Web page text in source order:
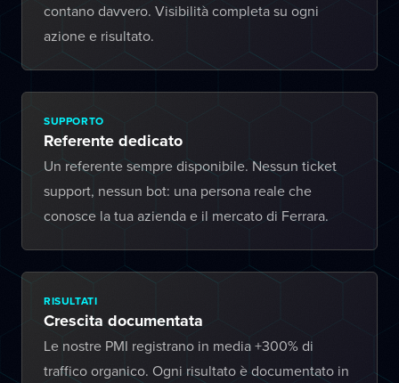
contano davvero. Visibilità completa su ogni
azione e risultato.
SUPPORTO
Referente dedicato
Un referente sempre disponibile. Nessun ticket
support, nessun bot: una persona reale che
conosce la tua azienda e il mercato di Ferrara.
RISULTATI
Crescita documentata
Le nostre PMI registrano in media +300% di
traffico organico. Ogni risultato è documentato in